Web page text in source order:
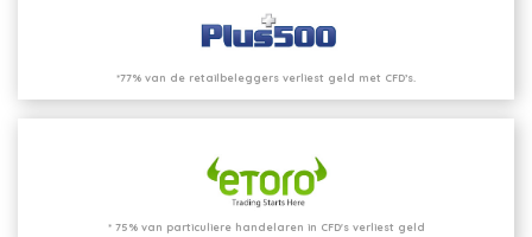
*77% van de retailbeleggers verliest geld met CFD’s.
* 75% van particuliere handelaren in CFD's verliest geld